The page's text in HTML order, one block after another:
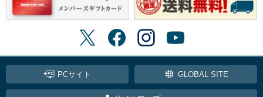
PCサイト GLOBAL SITE